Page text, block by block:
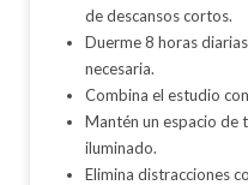
de descansos cortos.
Duerme 8 horas
necesaria.
Combina el estudio
Mantén un espacio de
iluminado.
Elimina distracciones